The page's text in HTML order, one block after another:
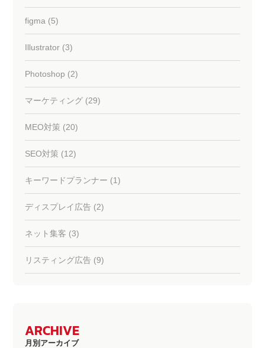
figma (5)
Illustrator (3)
Photoshop (2)
マーケティング (29)
MEO対策 (20)
SEO対策 (12)
キーワードプランナー (1)
ディスプレイ広告 (2)
ネット集客 (3)
リスティング広告 (9)
ARCHIVE
月別アーカイブ